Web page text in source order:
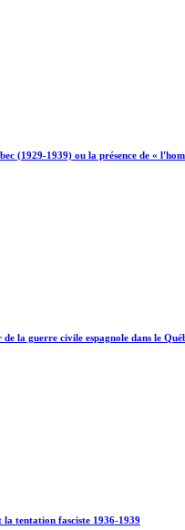
(1929-1939) ou la présence de «
la guerre civile espagnole dans le
tentation fasciste 1936-1939